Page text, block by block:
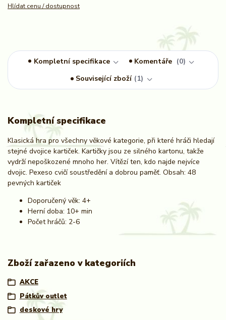
Hlídat cenu / dostupnost
Kompletní specifikace Komentáře
0
Související zboží
1
Kompletní specifikace
Klasická hra pro všechny věkové kategorie, při které hráči hledají
stejné dvojice kartiček. Kartičky jsou ze silného kartonu, takže
vydrží nepoškozené mnoho her. Vítězí ten, kdo najde nejvíce
dvojic. Pexeso cvičí soustředění a dobrou paměť. Obsah: 48
pevných kartiček
Doporučený věk: 4+
Herní doba: 10+ min
Počet hráčů: 2-6
Zboží zařazeno v kategoriích
AKCE
Pátkův outlet
deskové hry